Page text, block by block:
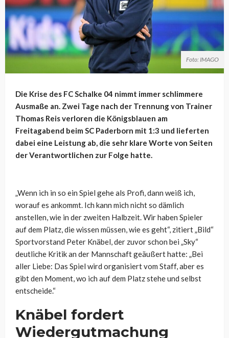
Foto: IMAGO
Die Krise des FC Schalke 04 nimmt immer schlimmere
Ausmaße an. Zwei Tage nach der Trennung von Trainer
Thomas Reis verloren die Königsblauen am
Freitagabend beim SC Paderborn mit 1:3 und lieferten
dabei eine Leistung ab, die sehr klare Worte von Seiten
der Verantwortlichen zur Folge hatte.
„Wenn ich in so ein Spiel gehe als Profi, dann weiß ich,
worauf es ankommt. Ich kann mich nicht so dämlich
anstellen, wie in der zweiten Halbzeit. Wir haben Spieler
auf dem Platz, die wissen müssen, wie es geht“, zitiert „Bild“
Sportvorstand Peter Knäbel, der zuvor schon bei „Sky“
deutliche Kritik an der Mannschaft geäußert hatte: „Bei
aller Liebe: Das Spiel wird organisiert vom Staff, aber es
gibt den Moment, wo ich auf dem Platz stehe und selbst
entscheide.“
Knäbel fordert
Wiedergutmachung